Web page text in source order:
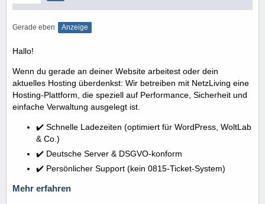
Gerade eben Anzeige
Hallo!
Wenn du gerade an deiner Website arbeitest oder dein
aktuelles Hosting überdenkst: Wir betreiben mit NetzLiving eine
Hosting-Plattform, die speziell auf Performance, Sicherheit und
einfache Verwaltung ausgelegt ist.
✔️ Schnelle Ladezeiten (optimiert für WordPress, WoltLab
& Co.)
✔️ Deutsche Server & DSGVO-konform
✔️ Persönlicher Support (kein 0815-Ticket-System)
Mehr erfahren